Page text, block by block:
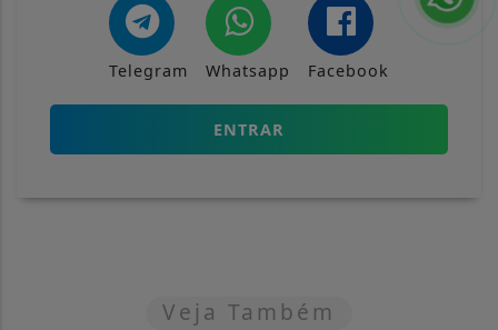
Telegram Whatsapp Facebook
ENTRAR
Veja Também